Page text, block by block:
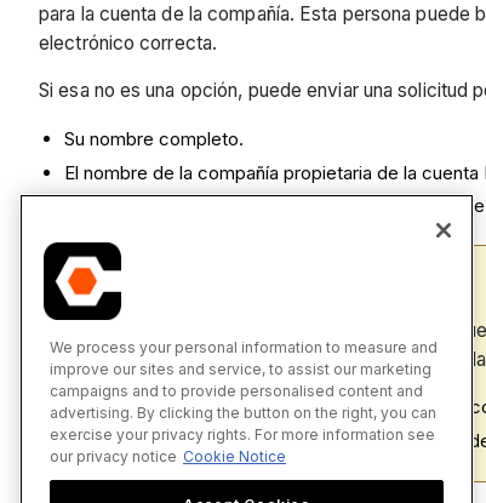
para la cuenta de la compañía. Esta persona
electrónico correcta.
Si esa no es una opción, puede enviar una solicitud
Su nombre completo.
El nombre de la compañía propietaria de la
El nombre de los proyectos de Procore en los
Por motivos de seguridad, tenga en cuenta
adicionales. Sus respuestas se utilizarán para
Si la información que proporciona coincide
Si la información que proporciona no
We process your personal information to measure and
improve our sites and service, to assist our marketing
campaigns and to provide personalised content and
advertising. By clicking the button on the right, you can
exercise your privacy rights. For more information see
our privacy notice Cookie Notice